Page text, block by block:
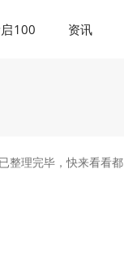
100 资讯
整理完毕，快来看看都